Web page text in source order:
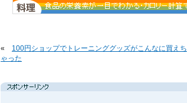
« 100円ショップでトレーニンググッズがこんなに買えち
ゃった